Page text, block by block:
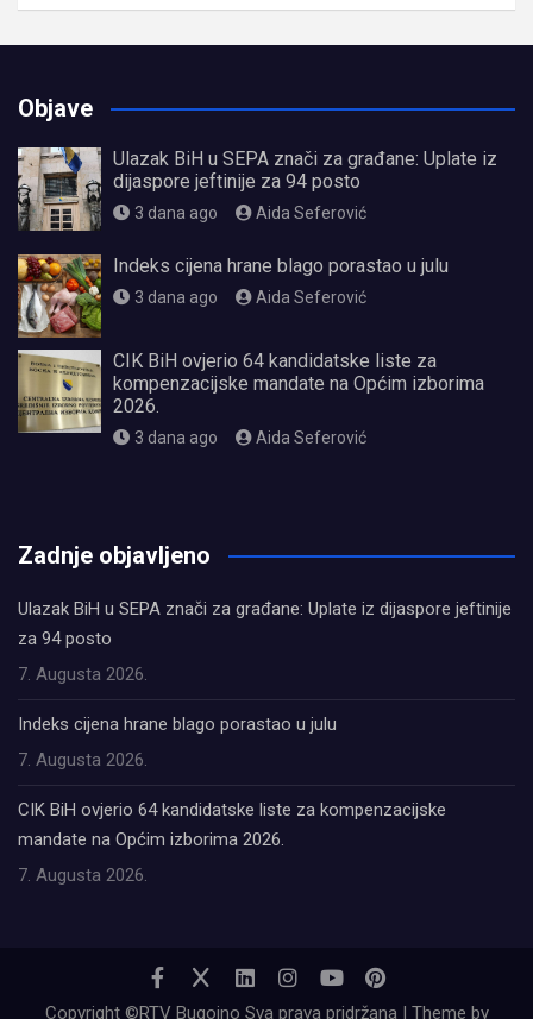
Objave
Ulazak BiH u SEPA znači za građane: Uplate iz
dijaspore jeftinije za 94 posto
3 dana ago Aida Seferović
Indeks cijena hrane blago porastao u julu
3 dana ago Aida Seferović
CIK BiH ovjerio 64 kandidatske liste za
kompenzacijske mandate na Općim izborima
2026.
3 dana ago Aida Seferović
Zadnje objavljeno
Ulazak BiH u SEPA znači za građane: Uplate iz dijaspore jeftinije
za 94 posto
7. Augusta 2026.
Indeks cijena hrane blago porastao u julu
7. Augusta 2026.
CIK BiH ovjerio 64 kandidatske liste za kompenzacijske
mandate na Općim izborima 2026.
7. Augusta 2026.
Copyright ©RTV Bugojno Sva prava pridržana | Theme by